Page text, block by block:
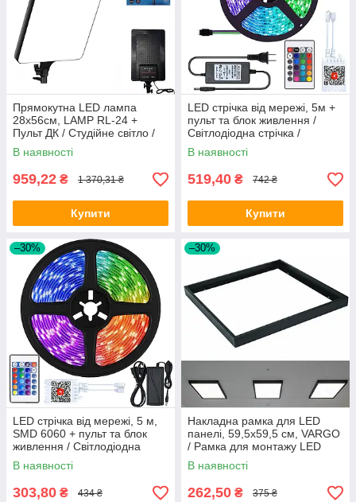
Прямокутна LED лампа
28х56см, LAMP RL-24 +
Пульт ДК / Студійне світло /
Світлодіодна селфі лампа
В наявності
959,22 ₴ 1 370,31 ₴
Купити
LED стрічка від мережі, 5м +
пульт та блок живлення /
Світлодіодна стрічка /
Підсвітка для кімнати /
Самоклеюча стрічка
В наявності
519,40 ₴ 742 ₴
Купити
–30%
LED стрічка від мережі, 5 м,
SMD 6060 + пульт та блок
живлення / Світлодіодна
стрічка / Підсвітка для кімнати
В наявності
303,80 ₴ 434 ₴
–30%
Накладна рамка для LED
панелі, 59,5x59,5 см, VARGO
/ Рамка для монтажу LED
панелі / Рамка для
світлодіодної панелі
В наявності
262,50 ₴ 375 ₴